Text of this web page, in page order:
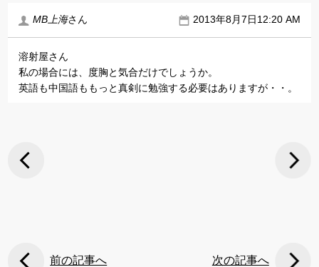
MB上海さん 2013年8月7日12:20 AM
溶射屋さん
私の場合には、度胸と気合だけでしょうか。
英語も中国語ももっと真剣に勉強する必要はありますが・・。
前の記事へ 次の記事へ